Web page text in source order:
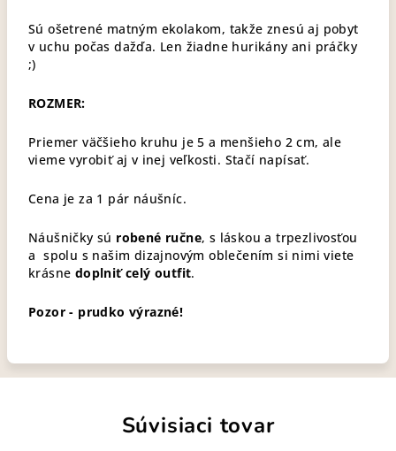
Sú ošetrené matným ekolakom, takže znesú aj pobyt
v uchu počas dažďa. Len žiadne hurikány ani práčky
;)
ROZMER:
Priemer väčšieho kruhu je 5 a menšieho 2 cm, ale
vieme vyrobiť aj v inej veľkosti. Stačí napísať.
Cena je za 1 pár náušníc.
Náušničky sú robené ručne, s láskou a trpezlivosťou
a spolu s našim dizajnovým oblečením si nimi viete
krásne doplniť celý outfit.
Pozor - prudko výrazné!
Súvisiaci tovar